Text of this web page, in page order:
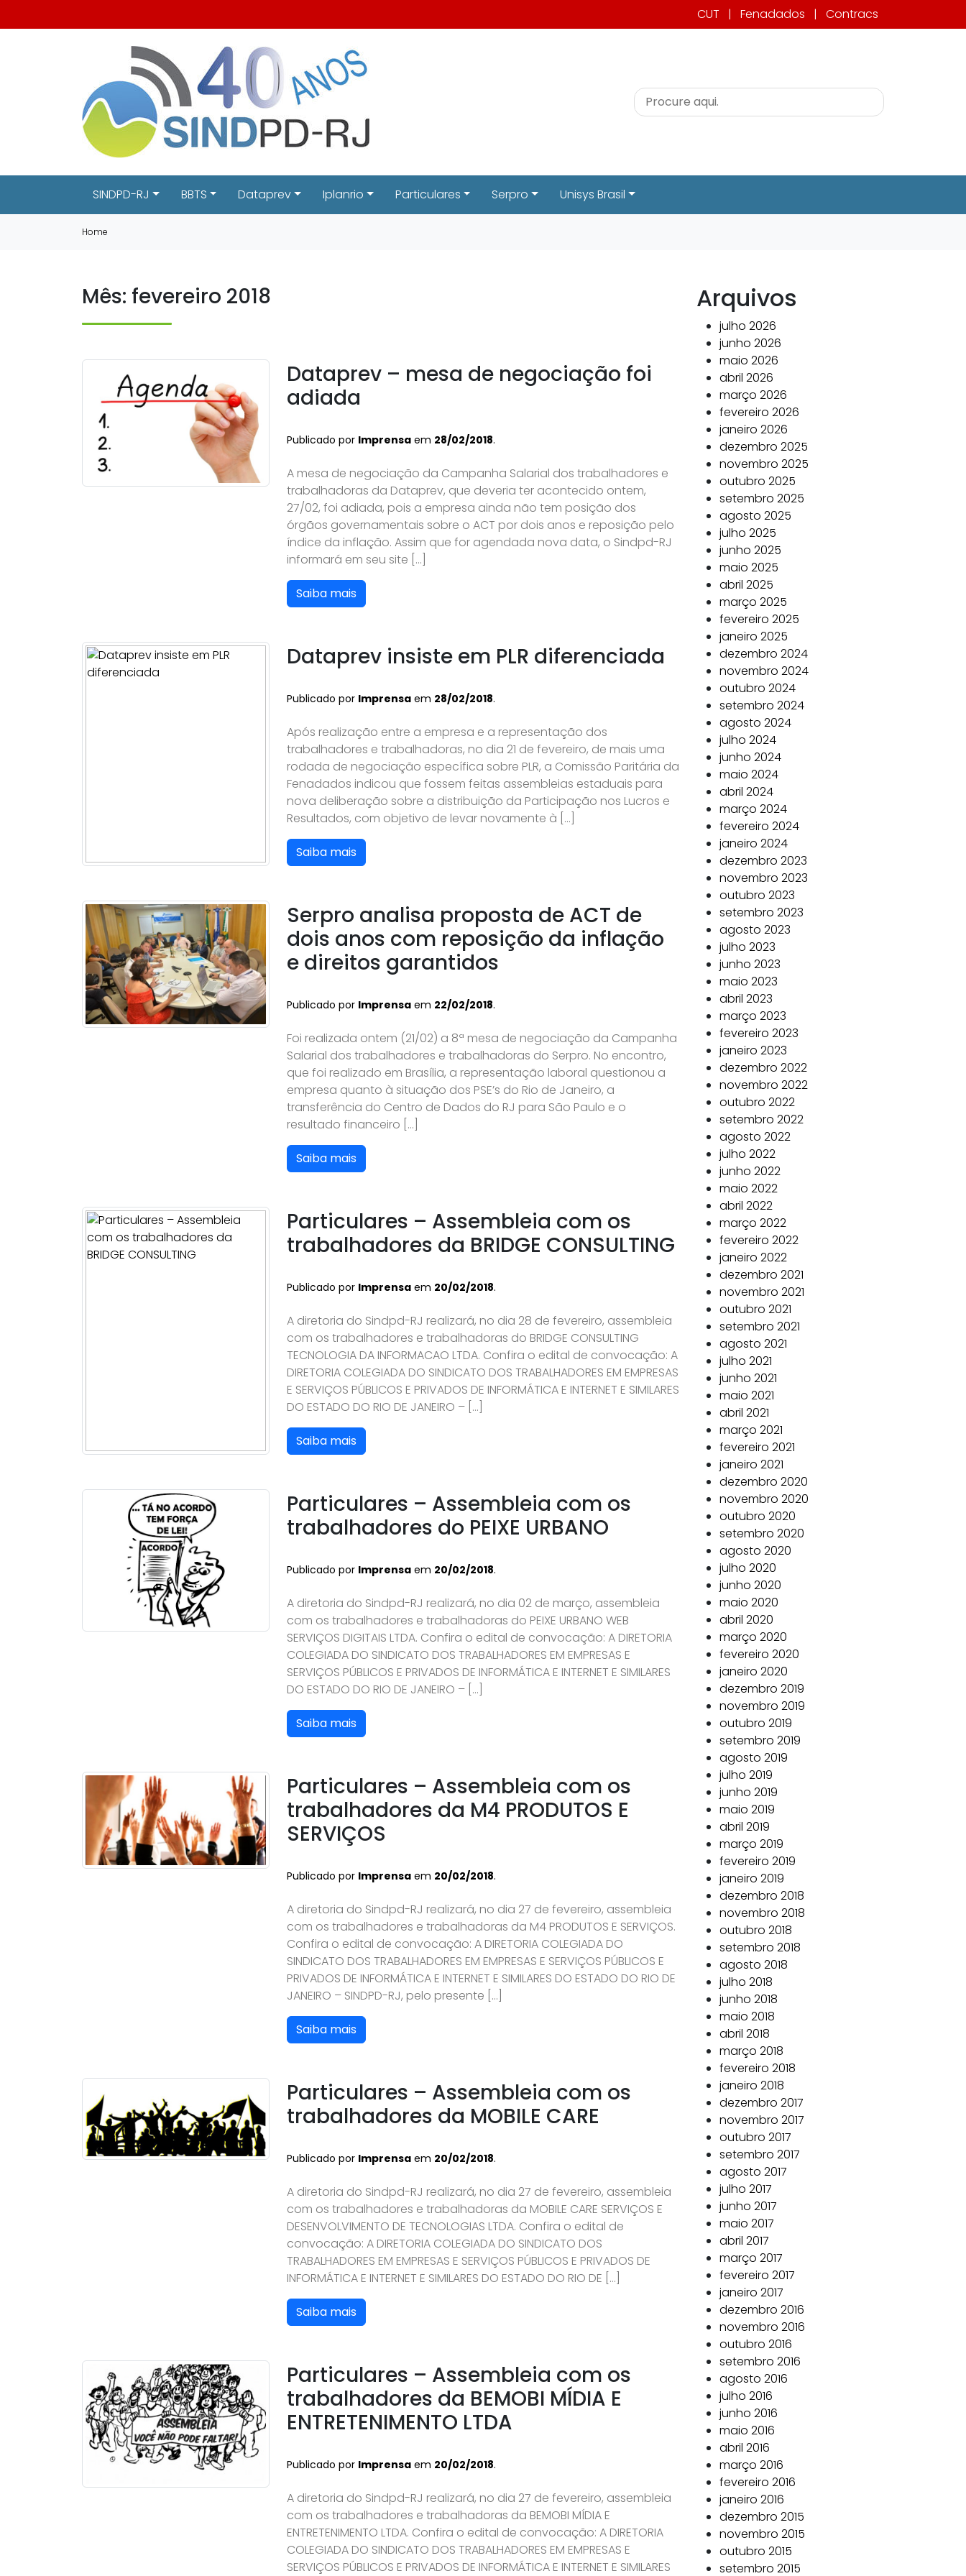
CUT | Fenadados | Contracs
SINDPD-RJ BBTS Dataprev Iplanrio Particulares Serpro Unisys Brasil
Home
Mês: fevereiro 2018
Dataprev – mesa de negociação foi
adiada
Publicado por Imprensaem 28/02/2018.
A mesa de negociação da Campanha Salarial dos trabalhadores e
trabalhadoras da Dataprev, que deveria ter acontecido ontem,
27/02, foi adiada, pois a empresa ainda não tem posição dos
órgãos governamentais sobre o ACT por dois anos e reposição pelo
índice da inflação. Assim que for agendada nova data, o Sindpd-RJ
informará em seu site […]
Saiba mais
Dataprev insiste em PLR diferenciada
Publicado por Imprensaem 28/02/2018.
Após realização entre a empresa e a representação dos
trabalhadores e trabalhadoras, no dia 21 de fevereiro, de mais uma
rodada de negociação específica sobre PLR, a Comissão Paritária da
Fenadados indicou que fossem feitas assembleias estaduais para
nova deliberação sobre a distribuição da Participação nos Lucros e
Resultados, com objetivo de levar novamente à […]
Saiba mais
Serpro analisa proposta de ACT de
dois anos com reposição da inflação
e direitos garantidos
Publicado por Imprensaem 22/02/2018.
Foi realizada ontem (21/02) a 8ª mesa de negociação da Campanha
Salarial dos trabalhadores e trabalhadoras do Serpro. No encontro,
que foi realizado em Brasília, a representação laboral questionou a
empresa quanto à situação dos PSE’s do Rio de Janeiro, a
transferência do Centro de Dados do RJ para São Paulo e o
resultado financeiro […]
Saiba mais
Particulares – Assembleia com os
trabalhadores da BRIDGE CONSULTING
Publicado por Imprensaem 20/02/2018.
A diretoria do Sindpd-RJ realizará, no dia 28 de fevereiro, assembleia
com os trabalhadores e trabalhadoras do BRIDGE CONSULTING
TECNOLOGIA DA INFORMACAO LTDA. Confira o edital de convocação: A
DIRETORIA COLEGIADA DO SINDICATO DOS TRABALHADORES EM EMPRESAS
E SERVIÇOS PÚBLICOS E PRIVADOS DE INFORMÁTICA E INTERNET E SIMILARES
DO ESTADO DO RIO DE JANEIRO – […]
Saiba mais
Particulares – Assembleia com os
trabalhadores do PEIXE URBANO
Publicado por Imprensaem 20/02/2018.
A diretoria do Sindpd-RJ realizará, no dia 02 de março, assembleia
com os trabalhadores e trabalhadoras do PEIXE URBANO WEB
SERVIÇOS DIGITAIS LTDA. Confira o edital de convocação: A DIRETORIA
COLEGIADA DO SINDICATO DOS TRABALHADORES EM EMPRESAS E
SERVIÇOS PÚBLICOS E PRIVADOS DE INFORMÁTICA E INTERNET E SIMILARES
DO ESTADO DO RIO DE JANEIRO – […]
Saiba mais
Particulares – Assembleia com os
trabalhadores da M4 PRODUTOS E
SERVIÇOS
Publicado por Imprensaem 20/02/2018.
A diretoria do Sindpd-RJ realizará, no dia 27 de fevereiro, assembleia
com os trabalhadores e trabalhadoras da M4 PRODUTOS E SERVIÇOS.
Confira o edital de convocação: A DIRETORIA COLEGIADA DO
SINDICATO DOS TRABALHADORES EM EMPRESAS E SERVIÇOS PÚBLICOS E
PRIVADOS DE INFORMÁTICA E INTERNET E SIMILARES DO ESTADO DO RIO DE
JANEIRO – SINDPD-RJ, pelo presente […]
Saiba mais
Particulares – Assembleia com os
trabalhadores da MOBILE CARE
Publicado por Imprensaem 20/02/2018.
A diretoria do Sindpd-RJ realizará, no dia 27 de fevereiro, assembleia
com os trabalhadores e trabalhadoras da MOBILE CARE SERVIÇOS E
DESENVOLVIMENTO DE TECNOLOGIAS LTDA. Confira o edital de
convocação: A DIRETORIA COLEGIADA DO SINDICATO DOS
TRABALHADORES EM EMPRESAS E SERVIÇOS PÚBLICOS E PRIVADOS DE
INFORMÁTICA E INTERNET E SIMILARES DO ESTADO DO RIO DE […]
Saiba mais
Particulares – Assembleia com os
trabalhadores da BEMOBI MÍDIA E
ENTRETENIMENTO LTDA
Publicado por Imprensaem 20/02/2018.
A diretoria do Sindpd-RJ realizará, no dia 27 de fevereiro, assembleia
com os trabalhadores e trabalhadoras da BEMOBI MÍDIA E
ENTRETENIMENTO LTDA. Confira o edital de convocação: A DIRETORIA
COLEGIADA DO SINDICATO DOS TRABALHADORES EM EMPRESAS E
SERVIÇOS PÚBLICOS E PRIVADOS DE INFORMÁTICA E INTERNET E SIMILARES
Arquivos
julho 2026
junho 2026
maio 2026
abril 2026
março 2026
fevereiro 2026
janeiro 2026
dezembro 2025
novembro 2025
outubro 2025
setembro 2025
agosto 2025
julho 2025
junho 2025
maio 2025
abril 2025
março 2025
fevereiro 2025
janeiro 2025
dezembro 2024
novembro 2024
outubro 2024
setembro 2024
agosto 2024
julho 2024
junho 2024
maio 2024
abril 2024
março 2024
fevereiro 2024
janeiro 2024
dezembro 2023
novembro 2023
outubro 2023
setembro 2023
agosto 2023
julho 2023
junho 2023
maio 2023
abril 2023
março 2023
fevereiro 2023
janeiro 2023
dezembro 2022
novembro 2022
outubro 2022
setembro 2022
agosto 2022
julho 2022
junho 2022
maio 2022
abril 2022
março 2022
fevereiro 2022
janeiro 2022
dezembro 2021
novembro 2021
outubro 2021
setembro 2021
agosto 2021
julho 2021
junho 2021
maio 2021
abril 2021
março 2021
fevereiro 2021
janeiro 2021
dezembro 2020
novembro 2020
outubro 2020
setembro 2020
agosto 2020
julho 2020
junho 2020
maio 2020
abril 2020
março 2020
fevereiro 2020
janeiro 2020
dezembro 2019
novembro 2019
outubro 2019
setembro 2019
agosto 2019
julho 2019
junho 2019
maio 2019
abril 2019
março 2019
fevereiro 2019
janeiro 2019
dezembro 2018
novembro 2018
outubro 2018
setembro 2018
agosto 2018
julho 2018
junho 2018
maio 2018
abril 2018
março 2018
fevereiro 2018
janeiro 2018
dezembro 2017
novembro 2017
outubro 2017
setembro 2017
agosto 2017
julho 2017
junho 2017
maio 2017
abril 2017
março 2017
fevereiro 2017
janeiro 2017
dezembro 2016
novembro 2016
outubro 2016
setembro 2016
agosto 2016
julho 2016
junho 2016
maio 2016
abril 2016
março 2016
fevereiro 2016
janeiro 2016
dezembro 2015
novembro 2015
outubro 2015
setembro 2015